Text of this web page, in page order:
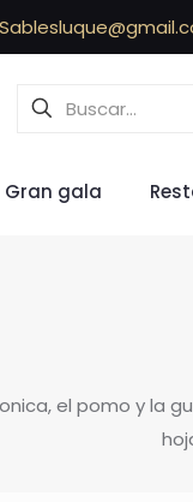
Gran gala
el pomo y